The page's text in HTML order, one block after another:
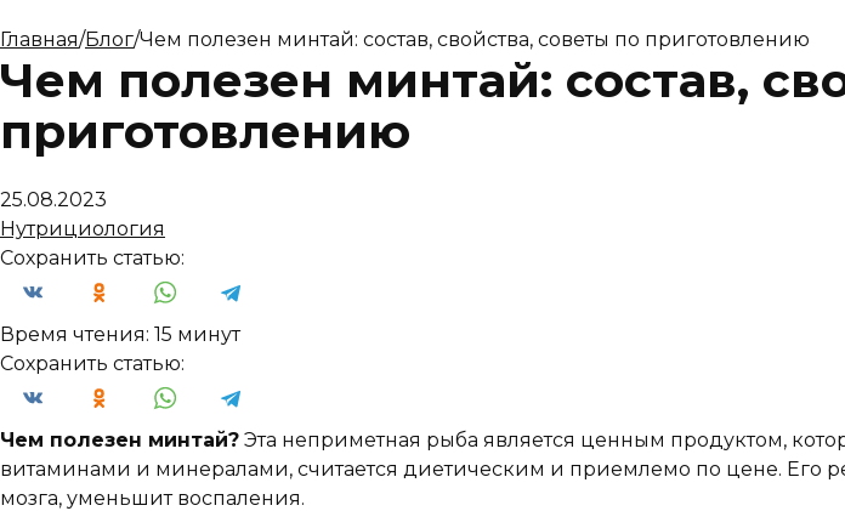
Главная/Блог/Чем полезен минтай: состав, свойства, советы по приготовлению
Чем полезен минтай: состав,
приготовлению
25.08.2023
Нутрициология
Сохранить статью:
Время чтения: 15 минут
Сохранить статью:
Чем полезен минтай? Эта неприметная рыба является ценным продуктом,
витаминами и минералами, считается диетическим и приемлемо по цене. Его
мозга, уменьшит воспаления.